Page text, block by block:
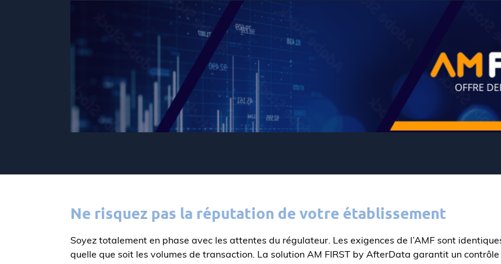
Ne risquez pas la réputation de votre établissement
Soyez totalement en phase avec les attentes du régulateur. Les exigences de l’AMF sont
quelle que soit les volumes de transaction. La solution AM FIRST by AfterData garantit un contrôle